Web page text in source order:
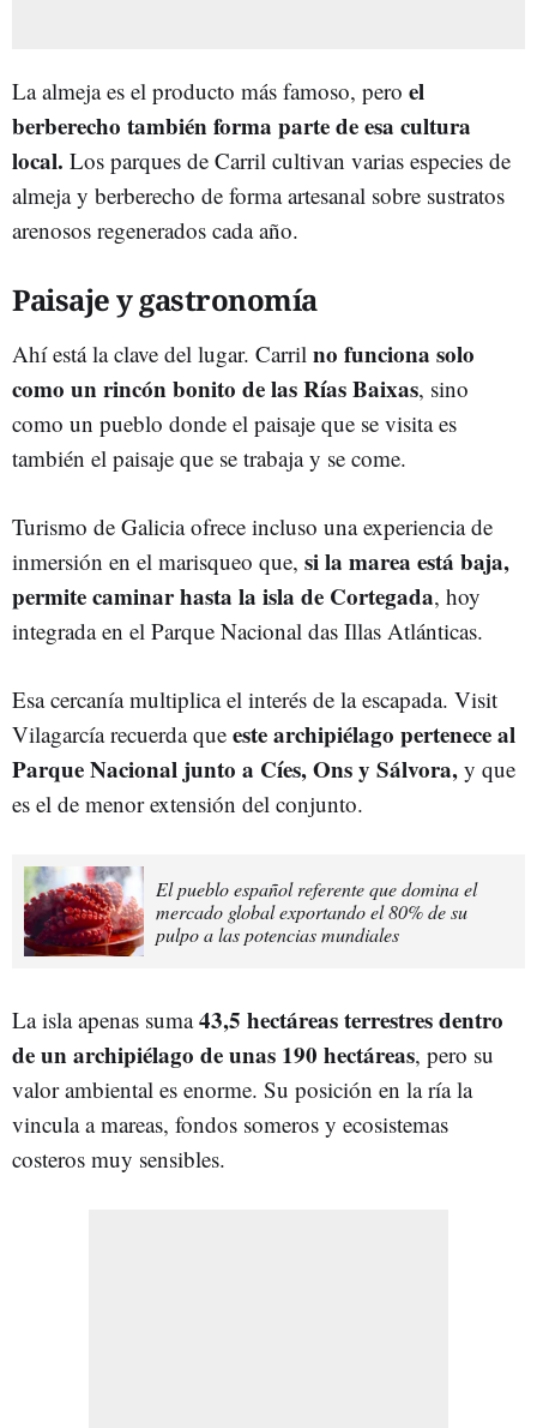
La almeja es el producto más famoso, pero el
berberecho también forma parte de esa cultura
local. Los parques de Carril cultivan varias especies de
almeja y berberecho de forma artesanal sobre sustratos
arenosos regenerados cada año.
Paisaje y gastronomía
Ahí está la clave del lugar. Carril no funciona solo
como un rincón bonito de las Rías Baixas, sino
como un pueblo donde el paisaje que se visita es
también el paisaje que se trabaja y se come.
Turismo de Galicia ofrece incluso una experiencia de
inmersión en el marisqueo que, si la marea está baja,
permite caminar hasta la isla de Cortegada, hoy
integrada en el Parque Nacional das Illas Atlánticas.
Esa cercanía multiplica el interés de la escapada. Visit
Vilagarcía recuerda que este archipiélago pertenece al
Parque Nacional junto a Cíes, Ons y Sálvora, y que
es el de menor extensión del conjunto.
El pueblo español referente que domina el
mercado global exportando el 80% de su
pulpo a las potencias mundiales
La isla apenas suma43,5 hectáreas terrestres dentro
de un archipiélago de unas 190 hectáreas, pero su
valor ambiental es enorme. Su posición en la ría la
vincula a mareas, fondos someros y ecosistemas
costeros muy sensibles.